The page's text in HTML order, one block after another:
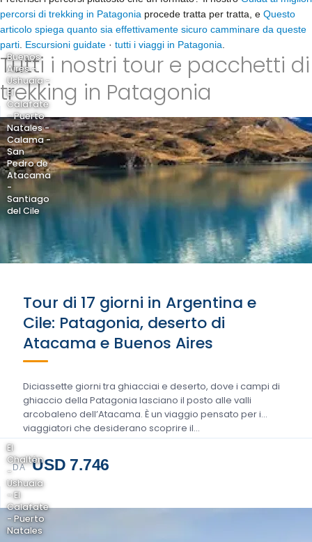
percorsi di trekking in Patagonia procede tratta per tratta, e Questo
articolo spiega quanto sia effettivamente sicuro camminare da queste
parti Escursioni guidate · tutti i viaggi in Patagonia
Tutti i nostri tour e pacchetti di
trekking in Patagonia
Buenos
Aires -
Ushuaia -
El
Calafate
- Puerto
Natales -
Calama -
San
Pedro de
Atacama
-
Santiago
del Cile
Tour di 17 giorni in Argentina e
Cile: Patagonia, deserto di
Atacama e Buenos Aires
Diciassette giorni tra ghiacciai e deserto, dove i campi di
ghiaccio della Patagonia lasciano il posto alle valli
arcobaleno dell’Atacama. È un viaggio pensato per i
viaggiatori che desiderano scoprire il…
DA USD 7.746
El
Chaltén
-
Ushuaia
- El
Calafate
- Puerto
Natales